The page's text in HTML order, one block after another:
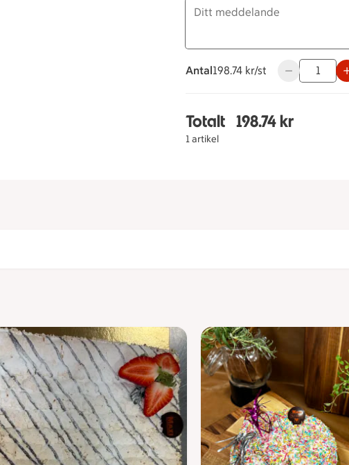
Antal
198.74 kronor styck
198.74 kr/st Använd
Totalt
1 artikel
Totalt 1 stycken
198.74 kr